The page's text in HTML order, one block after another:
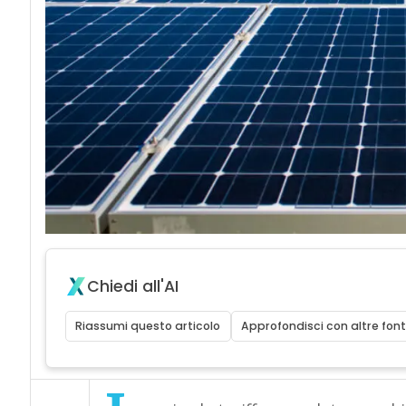
Chiedi all'AI
Riassumi questo articolo Approfondisci con altre